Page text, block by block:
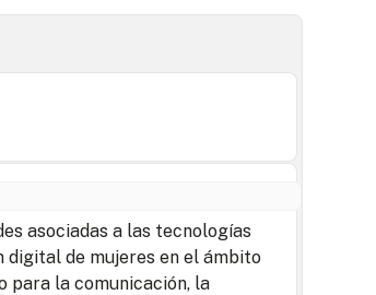
asociadas a las tecnologías
digital de mujeres en el ámbito
para la comunicación, la